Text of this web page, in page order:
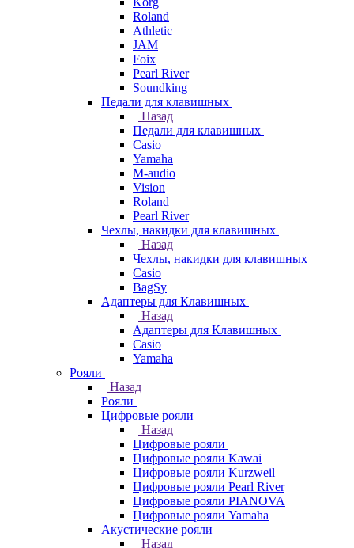
Roland
Athletic
JAM
Foix
Pearl River
Soundking
Педали для клавишных
Назад
Педали для клавишных
Casio
Yamaha
M-audio
Vision
Roland
Pearl River
Чехлы, накидки для клавишных
Назад
Чехлы, накидки для клавишных
Casio
BagSy
Адаптеры для Клавишных
Назад
Адаптеры для Клавишных
Casio
Yamaha
Рояли
Назад
Рояли
Цифровые рояли
Назад
Цифровые рояли
Цифровые рояли Kawai
Цифровые рояли Kurzweil
Цифровые рояли Pearl River
Цифровые рояли PIANOVA
Цифровые рояли Yamaha
Акустические рояли
Назад